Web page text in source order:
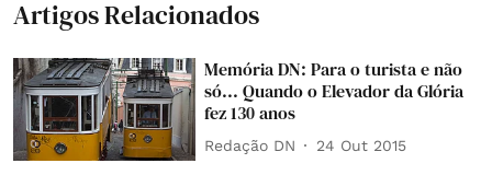
Artigos Relacionados
Memória DN: Para o turista e não
só... Quando o Elevador da Glória
fez 130 anos
Redação DN 24 Out 2015